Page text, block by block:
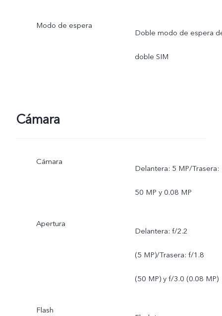
Modo de espera
Doble modo de espera
doble SIM
Cámara
Cámara
Delantera: 5 MP/Trasera:
50 MP y 0.08 MP
Apertura
Delantera: f/2.2
(5 MP)/Trasera: f/1.8
(50 MP) y f/3.0 (0.08 MP)
Flash